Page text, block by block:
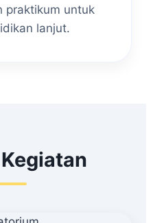
praktikum untuk
lanjut.